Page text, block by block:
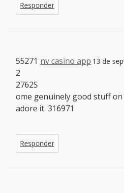
Responder
nv casino app 13 de
55271
2
2762S
ome genuinely good stuff on
adore it. 316971
Responder